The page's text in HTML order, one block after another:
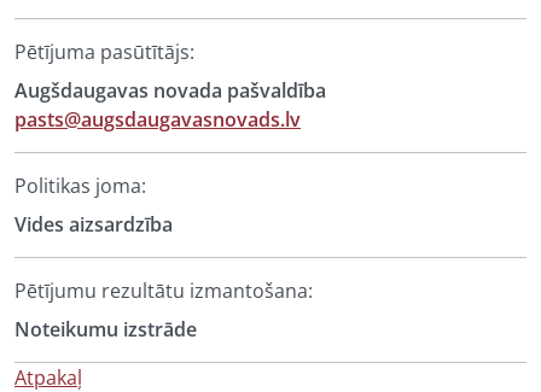
Pētījuma pasūtītājs:
Augšdaugavas novada pašvaldība
pasts@augsdaugavasnovads.lv
Politikas joma:
Vides aizsardzība
Pētījumu rezultātu izmantošana:
Noteikumu izstrāde
Atpakaļ